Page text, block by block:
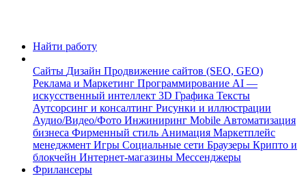
Найти работу
Сайты Дизайн Продвижение сайтов (SEO, GEO)
Реклама и Маркетинг Программирование AI —
искусственный интеллект 3D Графика Тексты
Аутсорсинг и консалтинг Рисунки и иллюстрации
Аудио/Видео/Фото Инжиниринг Mobile Автоматизация
бизнеса Фирменный стиль Анимация Маркетплейс
менеджмент Игры Социальные сети Браузеры Крипто и
блокчейн Интернет-магазины Мессенджеры
Фрилансеры